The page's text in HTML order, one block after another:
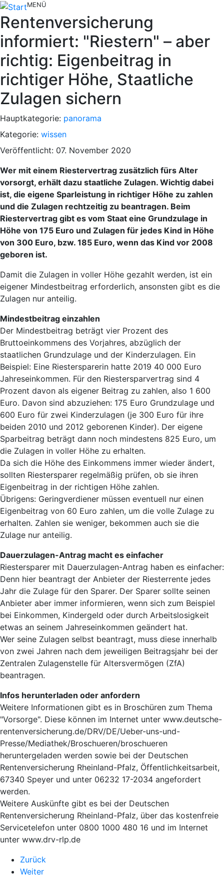
MENÜ
Rentenversicherung
informiert: "Riestern" – aber
richtig: Eigenbeitrag in
richtiger Höhe, Staatliche
Zulagen sichern
Hauptkategorie: panorama
Kategorie: wissen
Veröffentlicht: 07. November 2020
Wer mit einem Riestervertrag zusätzlich fürs Alter
vorsorgt, erhält dazu staatliche Zulagen. Wichtig dabei
ist, die eigene Sparleistung in richtiger Höhe zu zahlen
und die Zulagen rechtzeitig zu beantragen. Beim
Riestervertrag gibt es vom Staat eine Grundzulage in
Höhe von 175 Euro und Zulagen für jedes Kind in Höhe
von 300 Euro, bzw. 185 Euro, wenn das Kind vor 2008
geboren ist.
Damit die Zulagen in voller Höhe gezahlt werden, ist ein
eigener Mindestbeitrag erforderlich, ansonsten gibt es die
Zulagen nur anteilig.
Mindestbeitrag einzahlen
Der Mindestbeitrag beträgt vier Prozent des
Bruttoeinkommens des Vorjahres, abzüglich der
staatlichen Grundzulage und der Kinderzulagen. Ein
Beispiel: Eine Riestersparerin hatte 2019 40 000 Euro
Jahreseinkommen. Für den Riestersparvertrag sind 4
Prozent davon als eigener Beitrag zu zahlen, also 1 600
Euro. Davon sind abzuziehen: 175 Euro Grundzulage und
600 Euro für zwei Kinderzulagen (je 300 Euro für ihre
beiden 2010 und 2012 geborenen Kinder). Der eigene
Sparbeitrag beträgt dann noch mindestens 825 Euro, um
die Zulagen in voller Höhe zu erhalten.
Da sich die Höhe des Einkommens immer wieder ändert,
sollten Riestersparer regelmäßig prüfen, ob sie ihren
Eigenbeitrag in der richtigen Höhe zahlen.
Übrigens: Geringverdiener müssen eventuell nur einen
Eigenbeitrag von 60 Euro zahlen, um die volle Zulage zu
erhalten. Zahlen sie weniger, bekommen auch sie die
Zulage nur anteilig.
Dauerzulagen-Antrag macht es einfacher
Riestersparer mit Dauerzulagen-Antrag haben es einfacher:
Denn hier beantragt der Anbieter der Riesterrente jedes
Jahr die Zulage für den Sparer. Der Sparer sollte seinen
Anbieter aber immer informieren, wenn sich zum Beispiel
bei Einkommen, Kindergeld oder durch Arbeitslosigkeit
etwas an seinem Jahreseinkommen geändert hat.
Wer seine Zulagen selbst beantragt, muss diese innerhalb
von zwei Jahren nach dem jeweiligen Beitragsjahr bei der
Zentralen Zulagenstelle für Altersvermögen (ZfA)
beantragen.
Infos herunterladen oder anfordern
Weitere Informationen gibt es in Broschüren zum Thema
"Vorsorge". Diese können im Internet unter www.deutsche-
rentenversicherung.de/DRV/DE/Ueber-uns-und-
Presse/Mediathek/Broschueren/broschueren
heruntergeladen werden sowie bei der Deutschen
Rentenversicherung Rheinland-Pfalz, Öffentlichkeitsarbeit,
67340 Speyer und unter 06232 17-2034 angefordert
werden.
Weitere Auskünfte gibt es bei der Deutschen
Rentenversicherung Rheinland-Pfalz, über das kostenfreie
Servicetelefon unter 0800 1000 480 16 und im Internet
unter www.drv-rlp.de
Zurück
Weiter